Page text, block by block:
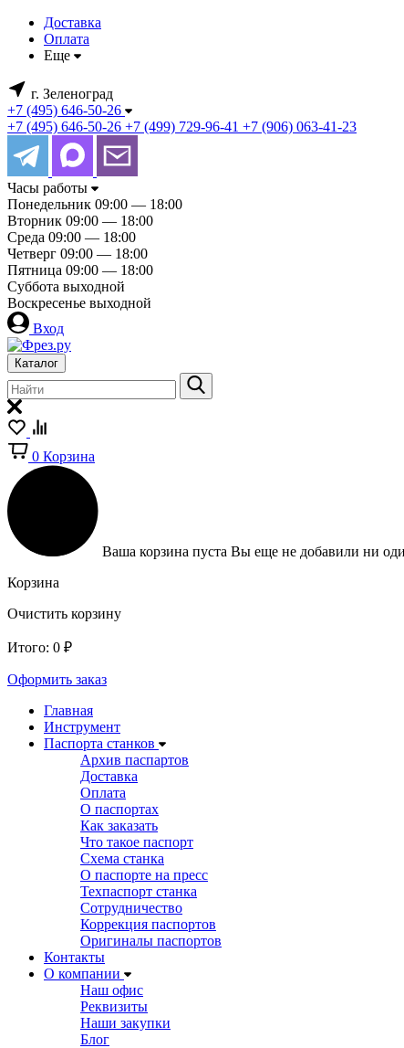
Доставка
Оплата
Еще
г. Зеленоград
+7 (495) 646-50-26
+7 (495) 646-50-26 +7 (499) 729-96-41 +7 (906) 063-41-23
Часы работы
Понедельник 09:00 — 18:00
Вторник 09:00 — 18:00
Среда 09:00 — 18:00
Четверг 09:00 — 18:00
Пятница 09:00 — 18:00
Суббота выходной
Воскресенье выходной
Вход
Каталог
0 Корзина
Ваша корзина пуста Вы еще не добавили ни
Корзина
Очистить корзину
Итого: 0 ₽
Оформить заказ
Главная
Инструмент
Паспорта станков
Архив паспартов
Доставка
Оплата
О паспортах
Как заказать
Что такое паспорт
Схема станка
О паспорте на пресс
Техпаспорт станка
Сотрудничество
Коррекция паспортов
Оригиналы паспортов
Контакты
О компании
Наш офис
Реквизиты
Наши закупки
Блог